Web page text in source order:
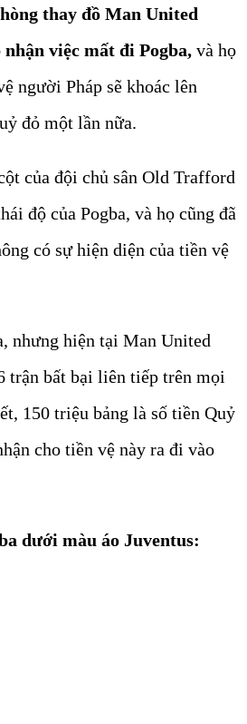
thay đồ Man United
nhận việc mất đi Pogba, và họ
người Pháp sẽ khoác lên
đỏ một lần nữa.
của đội chủ sân Old Trafford
độ của Pogba, và họ cũng đã
có sự hiện diện của tiền vệ
nhưng hiện tại Man United
trận bất bại liên tiếp trên mọi
150 triệu bảng là số tiền Quỷ
cho tiền vệ này ra đi vào
dưới màu áo Juventus: